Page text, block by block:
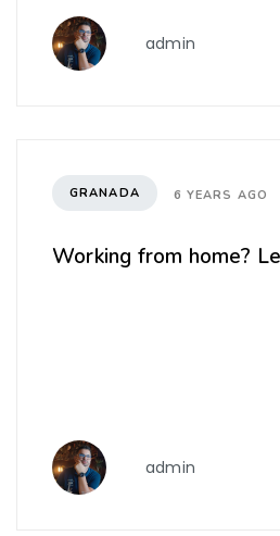
admin
GRANADA 6 YEARS AGO
Working from home?
admin